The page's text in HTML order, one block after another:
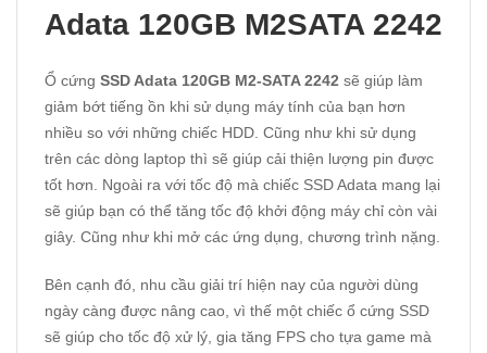
Adata 120GB M2SATA 2242
Ổ cứng SSD Adata 120GB M2-SATA 2242 sẽ giúp làm
giảm bớt tiếng ồn khi sử dụng máy tính của bạn hơn
nhiều so với những chiếc HDD. Cũng như khi sử dụng
trên các dòng laptop thì sẽ giúp cải thiện lượng pin được
tốt hơn. Ngoài ra với tốc độ mà chiếc SSD Adata mang lại
sẽ giúp bạn có thể tăng tốc độ khởi động máy chỉ còn vài
giây. Cũng như khi mở các ứng dụng, chương trình nặng.
Bên cạnh đó, nhu cầu giải trí hiện nay của người dùng
ngày càng được nâng cao, vì thế một chiếc ổ cứng SSD
sẽ giúp cho tốc độ xử lý, gia tăng FPS cho tựa game mà